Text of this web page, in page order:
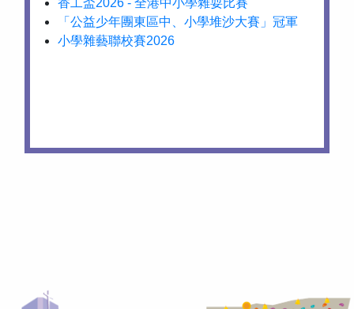
「公益少年團東區中、小學堆沙大賽」冠軍
小學雜藝聯校賽2026